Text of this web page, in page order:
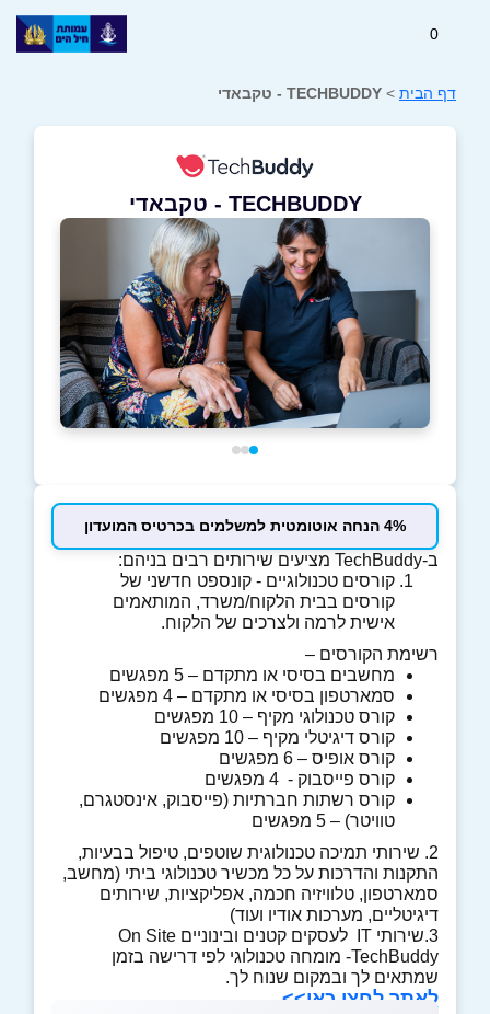
0
דף הבית > TECHBUDDY - טקבאדי
TECHBUDDY - טקבאדי
4% הנחה אוטומטית למשלמים בכרטיס המועדון
ב-TechBuddy מציעים שירותים רבים בניהם:
קורסים טכנולוגיים - קונספט חדשני של
קורסים בבית הלקוח/משרד, המותאמים
אישית לרמה ולצרכים של הלקוח.
רשימת הקורסים –
מחשבים בסיסי או מתקדם – 5 מפגשים
סמארטפון בסיסי או מתקדם – 4 מפגשים
קורס טכנולוגי מקיף – 10 מפגשים
קורס דיגיטלי מקיף – 10 מפגשים
קורס אופיס – 6 מפגשים
קורס פייסבוק - 4 מפגשים
קורס רשתות חברתיות (פייסבוק, אינסטגרם,
טוויטר) – 5 מפגשים
2. שירותי תמיכה טכנולוגית שוטפים, טיפול בבעיות,
התקנות והדרכות על כל מכשיר טכנולוגי ביתי (מחשב,
סמארטפון, טלוויזיה חכמה, אפליקציות, שירותים
דיגיטליים, מערכות אודיו ועוד)
3.שירותי IT לעסקים קטנים ובינוניים On Site
TechBuddy- מומחה טכנולוגי לפי דרישה בזמן
שמתאים לך ובמקום שנוח לך.
לאתר לחצו כאן>>